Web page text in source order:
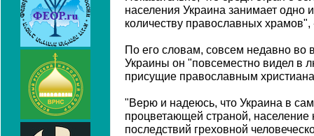
населения Украина занимает одно
количеству православных
По его словам, совсем недавно во
Украины он "повсеместно видел в
присущие православным
"Верю и надеюсь, что Украина в
процветающей страной, население
последствий греховной